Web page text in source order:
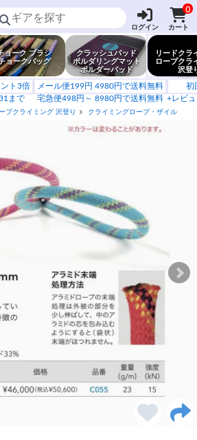
ログイン
0
カート
ョーク ブラシ
ョークバッグ
クラッシュパッド
ボルダリングマット
ボルダーパッド
リードクラ
ロープクラ
沢登
ト3倍
まで
メール便199円 4980円で送料無料
宅急便498円～ 8980円で送料無料
初
+レビ
プクライミング 沢登り クライミングロープ・ザイル